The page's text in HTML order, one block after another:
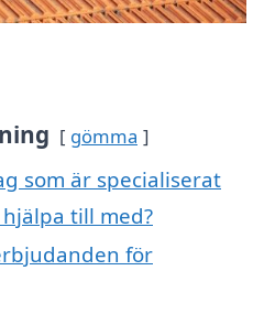
gömma
som är specialiserat
till med?
för